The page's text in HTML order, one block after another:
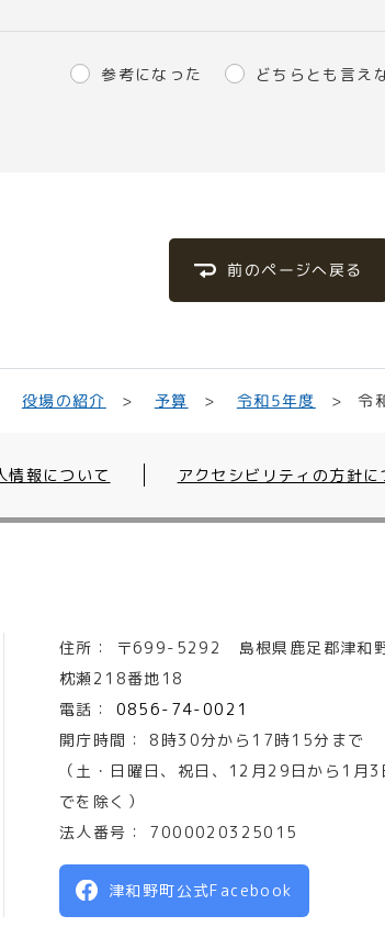
参考になった どちらとも言え
前のページへ戻る
役場の紹介 予算 令和5年度 令
情報について アクセシビリティの方針に
住所： 〒699-5292 島根県鹿足郡津和
枕瀬218番地18
電話：
0856-74-0021
開庁時間：
8時30分から17時15分まで
（土・日曜日、祝日、12月29日から1月3
でを除く）
法人番号：
7000020325015
津和野町公式Facebook